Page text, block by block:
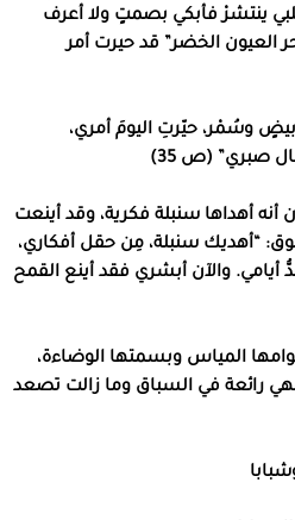
ينتشرْ فأبكي بصمتٍ ولا أعرف
31). إن “سحر العيون الخضر” قد حيرت أمر
بيضٍ وسُمْر، حيّرتِ اليومَ أمري،
صبري” (ص 35)
أهداها سنبلة فكرية، وقد أينعت
“أهديك سنبلة، مِن حقل أفكاري،
أيامي. والآن أبشري فقد أينع القمح
المياس وبسمتها الوضاءة،
رائعة في السباق وما زالت تصعد